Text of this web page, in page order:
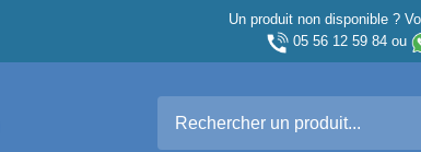
Un produit non disponible ?
05 56 12 59 84ou